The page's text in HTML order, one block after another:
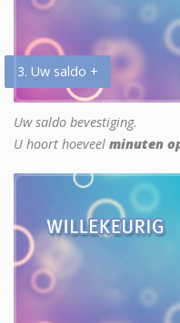
3. Uw saldo +
Uw saldo bevestiging.
U hoort hoeveel minuten